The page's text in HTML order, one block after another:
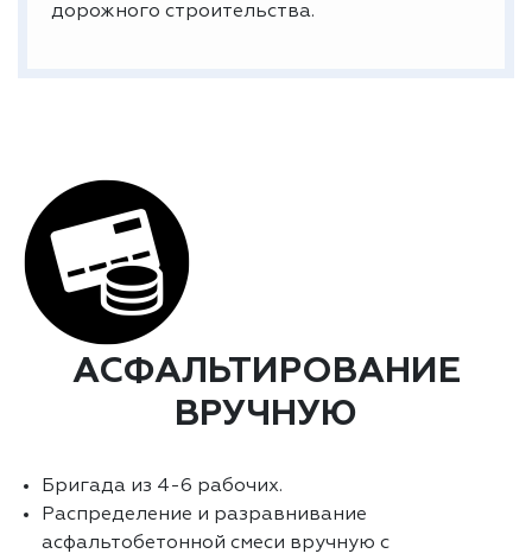
дорожного строительства.
АСФАЛЬТИРОВАНИЕ
ВРУЧНУЮ
Бригада из 4-6 рабочих.
Распределение и разравнивание
асфальтобетонной смеси вручную с